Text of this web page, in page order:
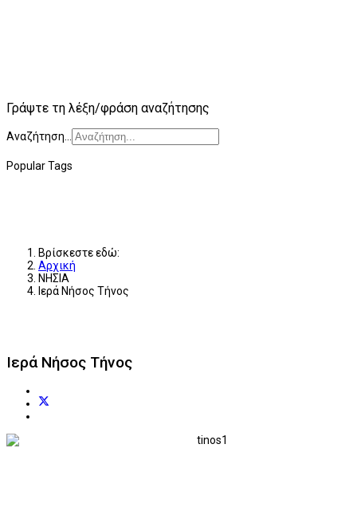
Γράψτε τη λέξη/φράση αναζήτησης
Αναζήτηση...
Popular Tags
Βρίσκεστε εδώ:
Αρχική
ΝΗΣΙΑ
Ιερά Νήσος Τήνος
Ιερά Νήσος Τήνος